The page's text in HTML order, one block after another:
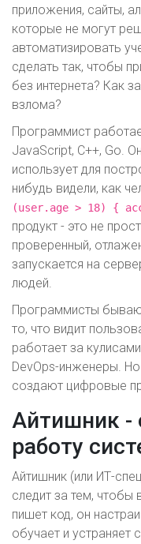
приложения, сайты,
которые не могут
автоматизировать
сделать так, чтобы
без интернета? Как
взлома?
Программист
JavaScript, C++, Go.
использует для
нибудь видели, как
(user.age > 18) {
продукт - это не
проверенный,
запускается на
людей.
Программисты
то, что видит
работает за
DevOps-инженеры.
создают цифровые
Айтишник -
работу
Айтишник (или ИТ-
следит за тем,
пишет код, он
обучает и устраняет